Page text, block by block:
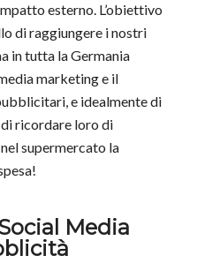
esterno. L’obiettivo
di raggiungere i nostri
in tutta la Germania
marketing e il
e idealmente di
ricordare loro di
supermercato la
Media